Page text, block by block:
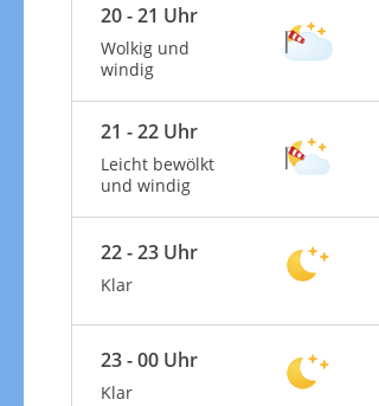
20 - 21 Uhr
Wolkig und
windig
21 - 22 Uhr
Leicht bewölkt
und windig
22 - 23 Uhr
Klar
23 - 00 Uhr
Klar